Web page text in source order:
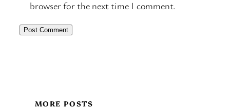
browser for the next time I comment.
MORE POSTS